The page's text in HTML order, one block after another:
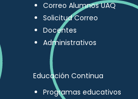
Correo Alumnos UAQ
Solicitud Correo
Docentes
Administrativos
Educación Continua
Programas educativos